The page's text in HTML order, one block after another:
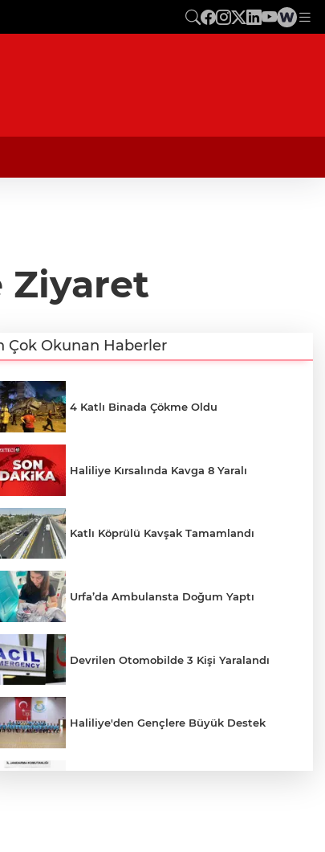
Ziyaret
Çok Okunan Haberler
4 Katlı Binada Çökme Oldu
Haliliye Kırsalında Kavga 8 Yaralı
Katlı Köprülü Kavşak Tamamlandı
Urfa’da Ambulansta Doğum Yaptı
Devrilen Otomobilde 3 Kişi Yaralandı
Haliliye'den Gençlere Büyük Destek